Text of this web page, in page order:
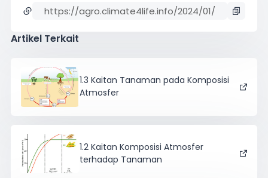
Artikel Terkait
1.3 Kaitan Tanaman pada Komposisi
Atmosfer
1.2 Kaitan Komposisi Atmosfer
terhadap Tanaman